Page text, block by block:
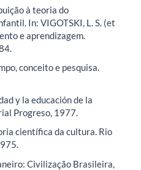
à teoria do
In: VIGOTSKI, L. S. (et
e aprendizagem.
conceito e pesquisa.
y la educación de la
Progreso, 1977.
científica da cultura. Rio
Civilização Brasileira,